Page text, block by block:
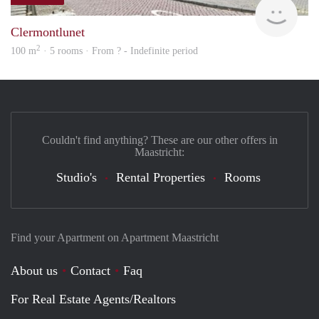
Clermontlunet
100 m2 · 5 rooms · From ? - Indefinite period
Find your Apartment on Apartment Maastricht
About us Contact
Faq
For Real Estate Agents/Realtors
Couldn't find anything? These are our other offers in
Maastricht:
Studio's Rental Properties Rooms